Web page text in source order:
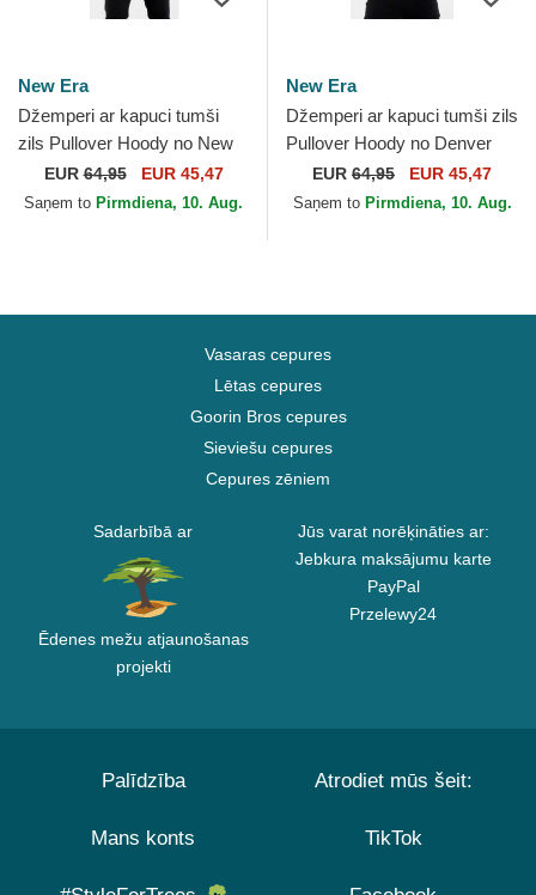
New Era
Džemperi ar kapuci tumši
zils Pullover Hoody no New
Orleans Pelicans NBA no
New Era
EUR64,95 EUR 45,47
Saņem to Pirmdiena, 10. Aug.
New Era
Džemperi ar kapuci tumši zils
Pullover Hoody no Denver
Nuggets NBA no New Era
EUR 64,95 EUR 45,47
Saņem to Pirmdiena, 10. Aug.
Vasaras cepures
Lētas cepures
Goorin Bros cepures
Sieviešu cepures
Cepures zēniem
Sadarbībā ar
Ēdenes mežu atjaunošanas
projekti
Jūs varat norēķināties ar:
Jebkura maksājumu karte
PayPal
Przelewy24
Palīdzība
Mans konts
Atrodiet mūs šeit:
TikTok